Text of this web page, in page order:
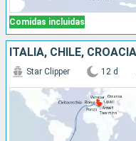
Comidas incluidas
ITALIA, CHILE, CROACIA
Star Clipper 12 d